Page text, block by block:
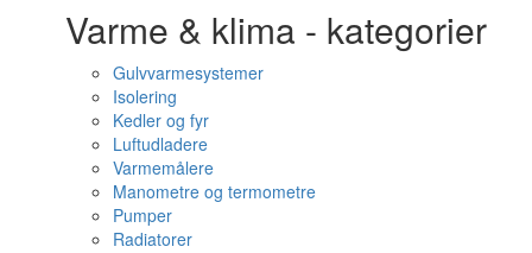
Varme & klima - kategorier
Gulvvarmesystemer
Isolering
Kedler og fyr
Luftudladere
Varmemålere
Manometre og termometre
Pumper
Radiatorer